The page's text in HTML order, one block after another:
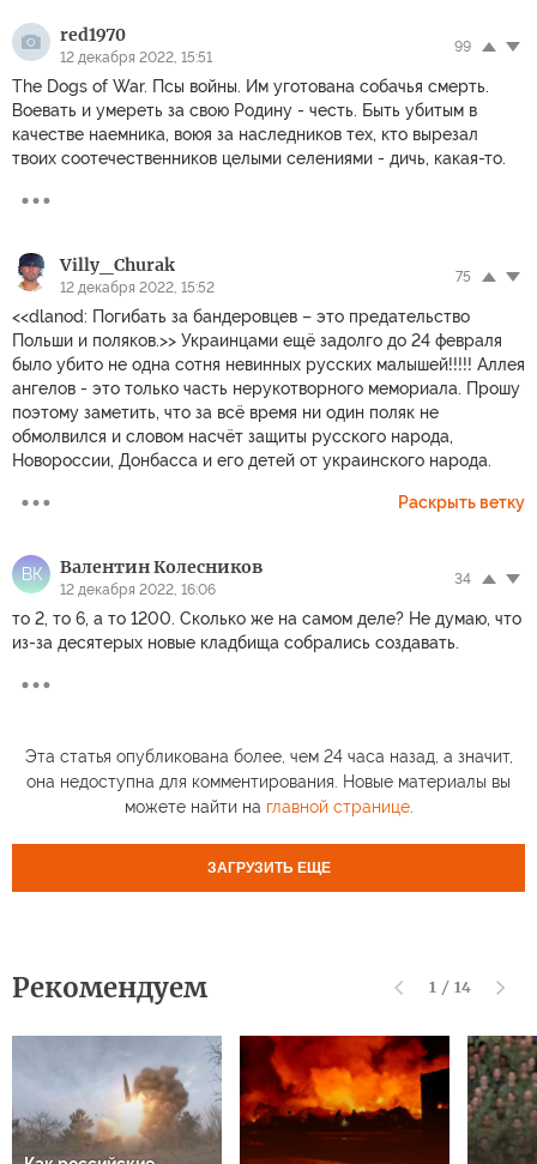
red1970
12 декабря 2022, 15:51
99
The Dogs of War. Псы войны. Им уготована собачья смерть.
Воевать и умереть за свою Родину - честь. Быть убитым в
качестве наемника, воюя за наследников тех, кто вырезал
твоих соотечественников целыми селениями - дичь, какая-то.
Villy_Churak
12 декабря 2022, 15:52
75
<<dlanod: Погибать за бандеровцев – это предательство
Польши и поляков.>> Украинцами ещё задолго до 24 февраля
было убито не одна сотня невинных русских малышей!!!!! Аллея
ангелов - это только часть нерукотворного мемориала. Прошу
поэтому заметить, что за всё время ни один поляк не
обмолвился и словом насчёт защиты русского народа,
Новороссии, Донбасса и его детей от украинского народа.
Раскрыть ветку
ВК Валентин Колесников
12 декабря 2022, 16:06
34
то 2, то 6, а то 1200. Сколько же на самом деле? Не думаю, что
из-за десятерых новые кладбища собрались создавать.
Эта статья опубликована более, чем 24 часа назад, а значит,
она недоступна для комментирования. Новые материалы вы
можете найти на главной странице.
ЗАГРУЗИТЬ ЕЩЕ
Рекомендуем 1 / 14